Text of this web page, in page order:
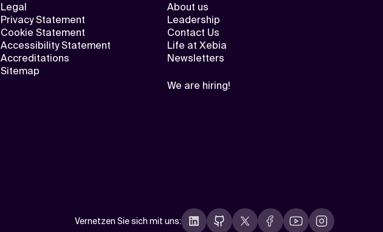
Legal
Privacy Statement
Cookie Statement
Accessibility Statement
Accreditations
Sitemap
About us
Leadership
Contact Us
Life at Xebia
Newsletters
We are hiring!
Vernetzen Sie sich mit uns: